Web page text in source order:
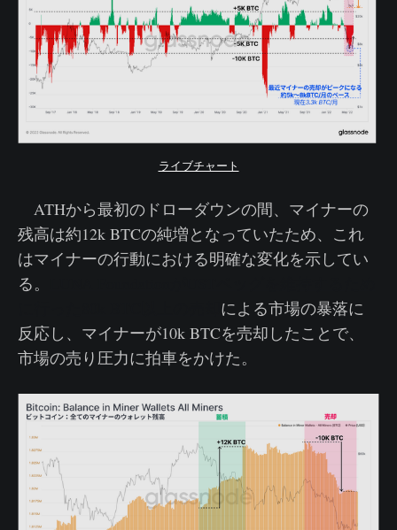
ライブチャート
ATHから最初のドローダウンの間、マイナーの
残高は約12k BTCの純増となっていたため、これ
はマイナーの行動における明確な変化を示してい
る。
による市場の暴落に
反応し、マイナーが10k BTCを売却したことで、
市場の売り圧力に拍車をかけた。